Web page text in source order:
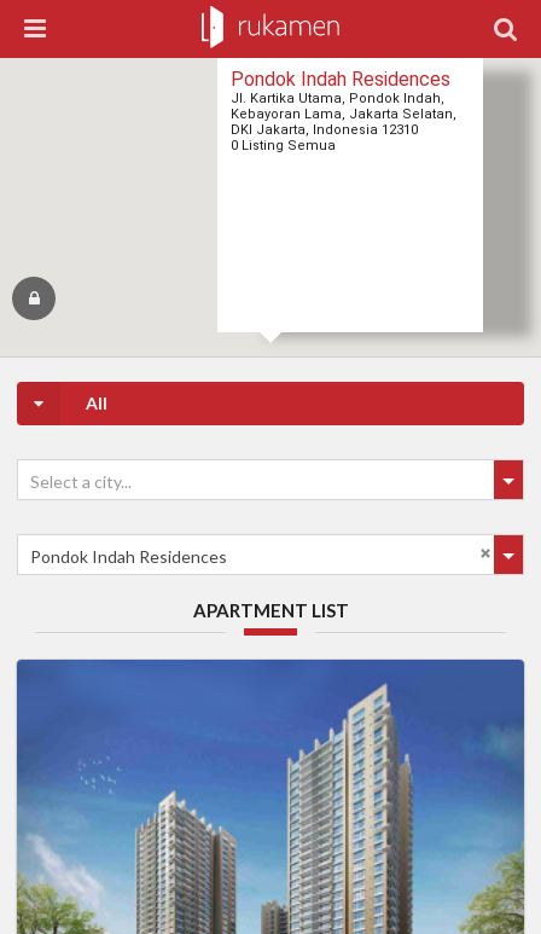
Pondok Indah Residences
Jl. Kartika Utama, Pondok Indah,
Kebayoran Lama, Jakarta Selatan,
DKI Jakarta, Indonesia 12310
0 Listing Semua
All
Select a city...
Pondok Indah Residences
APARTMENT LIST